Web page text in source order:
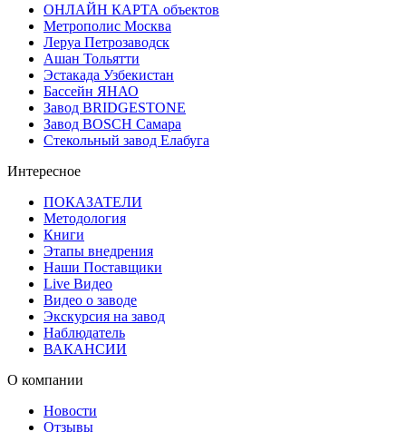
ОНЛАЙН КАРТА объектов
Метрополис Москва
Леруа Петрозаводск
Ашан Тольятти
Эстакада Узбекистан
Бассейн ЯНАО
Завод BRIDGESTONE
Завод BOSCH Самара
Стекольный завод Елабуга
Интересное
ПОКАЗАТЕЛИ
Методология
Книги
Этапы внедрения
Наши Поставщики
Live Видео
Видео о заводе
Экскурсия на завод
Наблюдатель
ВАКАНСИИ
О компании
Новости
Отзывы